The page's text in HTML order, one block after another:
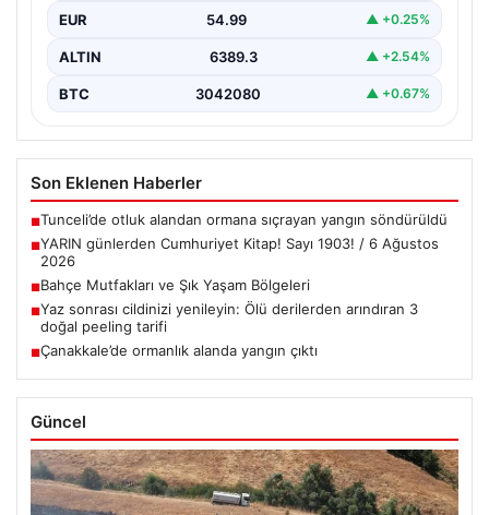
EUR 54.99 ▲ +0.25%
ALTIN 6389.3 ▲ +2.54%
BTC 3042080 ▲ +0.67%
Son Eklenen Haberler
■Tunceli’de otluk alandan ormana sıçrayan yangın söndürüldü
■YARIN günlerden Cumhuriyet Kitap! Sayı 1903! / 6 Ağustos
2026
■Bahçe Mutfakları ve Şık Yaşam Bölgeleri
■Yaz sonrası cildinizi yenileyin: Ölü derilerden arındıran 3
doğal peeling tarifi
■Çanakkale’de ormanlık alanda yangın çıktı
Güncel